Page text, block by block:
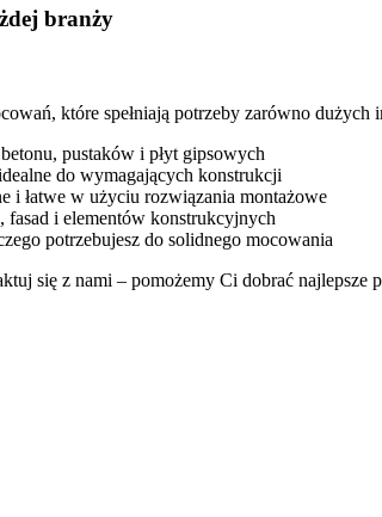
branży
które spełniają potrzeby zarówno
pustaków i płyt gipsowych
do wymagających konstrukcji
i łatwe w użyciu rozwiązania montażowe
i elementów konstrukcyjnych
potrzebujesz do solidnego mocowania
się z nami – pomożemy Ci dobrać najlepsze